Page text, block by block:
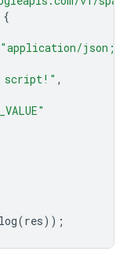
{
"application/json;
script!" ,
log(res));